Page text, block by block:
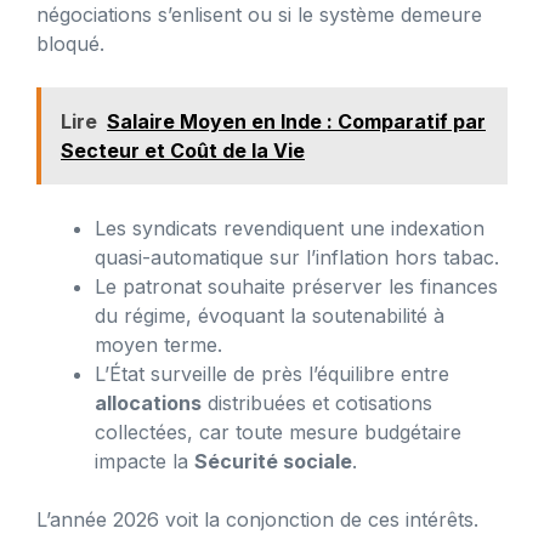
négociations s’enlisent ou si le système demeure
bloqué.
Lire Salaire Moyen en Inde : Comparatif par
Secteur et Coût de la Vie
Les syndicats revendiquent une indexation
quasi-automatique sur l’inflation hors tabac.
Le patronat souhaite préserver les finances
du régime, évoquant la soutenabilité à
moyen terme.
L’État surveille de près l’équilibre entre
allocations distribuées et cotisations
collectées, car toute mesure budgétaire
impacte la Sécurité sociale.
L’année 2026 voit la conjonction de ces intérêts.